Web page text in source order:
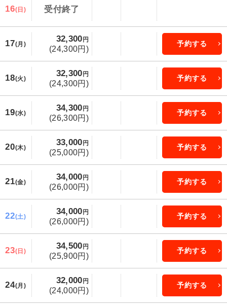
16(日) 受付終了
17(月)
32,300 円
(24,300円)
予約する
18(火)
32,300 円
(24,300円)
予約する
19(水)
34,300 円
(26,300円)
予約する
20(木)
33,000 円
(25,000円)
予約する
21(金)
34,000 円
(26,000円)
予約する
22(土)
34,000 円
(26,000円)
予約する
23(日)
34,500 円
(25,900円)
予約する
24(月)
32,000 円
(24,000円)
予約する